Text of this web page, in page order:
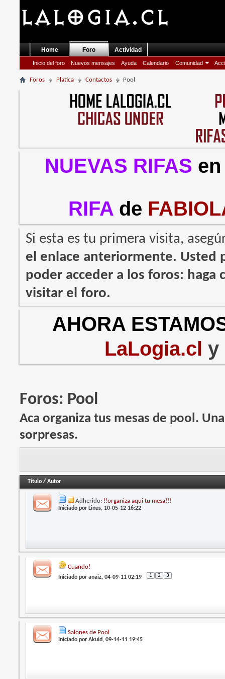
Home Foro
Inicio del foro Nuevos mensajes Ayuda Calendario Comunidad
Actividad
Foros Platica Contactos Pool
NUEVAS RIFAS en
RIFA de
Si esta es tu primera visita,
el enlace anteriormente. Usted
poder acceder a los foros: haga
visitar el foro.
AHORA
LaLogia.cl y
Foros: Pool
Aca organiza tus mesas de pool.
sorpresas.
Título /Autor
Adherido: !!organiza aqui tu mesa!!!
Iniciado por Linus, 10-05-12 16:22
Cuando!
Iniciado poranaiz, 04-09-11 02:19 1 2 3
Salones de Pool
Iniciado porAkuid, 09-14-11 19:45